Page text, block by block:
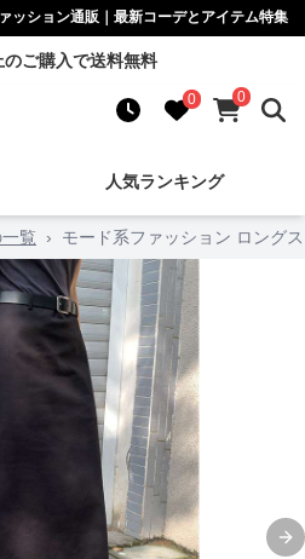
ッション通販｜最新コーデとアイテム特集
ご購入で送料無料
0 0
人気ランキング
覧 › モード系ファッション ロング